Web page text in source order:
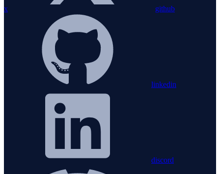
x github
linkedin
discord